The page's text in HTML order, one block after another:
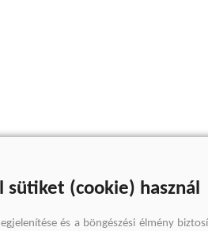
sütiket (cookie) használ
és a böngészési élmény